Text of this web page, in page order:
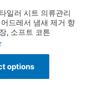
일러 시트 의류관리
드레서 냄새 제거 향
, 소프트 코튼
options